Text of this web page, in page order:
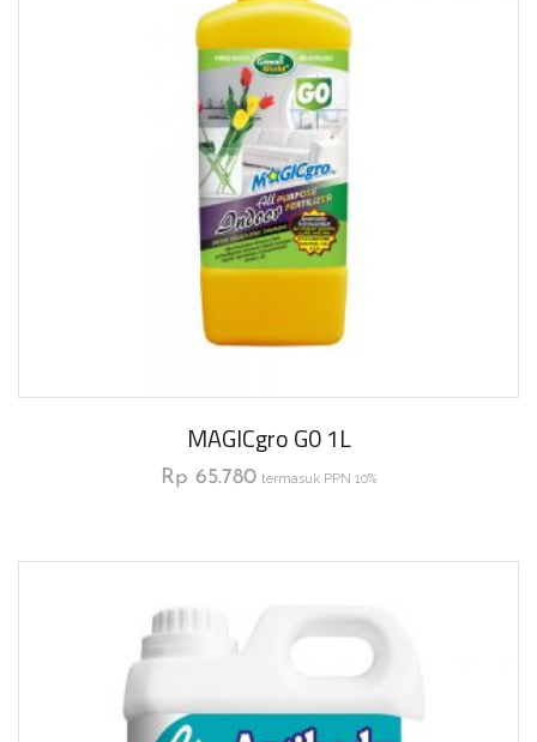
MAGICgro G0 1L
Rp 65.780 termasuk PPN 10%